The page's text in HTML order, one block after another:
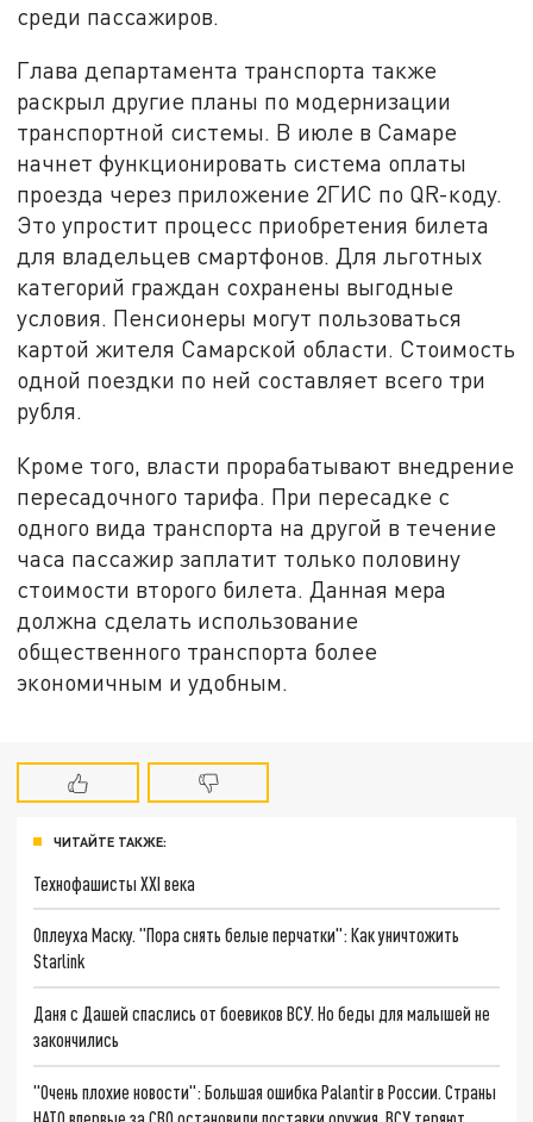
среди пассажиров.
Глава департамента транспорта также
раскрыл другие планы по модернизации
транспортной системы. В июле в Самаре
начнет функционировать система оплаты
проезда через приложение 2ГИС по QR-коду.
Это упростит процесс приобретения билета
для владельцев смартфонов. Для льготных
категорий граждан сохранены выгодные
условия. Пенсионеры могут пользоваться
картой жителя Самарской области. Стоимость
одной поездки по ней составляет всего три
рубля.
Кроме того, власти прорабатывают внедрение
пересадочного тарифа. При пересадке с
одного вида транспорта на другой в течение
часа пассажир заплатит только половину
стоимости второго билета. Данная мера
должна сделать использование
общественного транспорта более
экономичным и удобным.
ЧИТАЙТЕ ТАКЖЕ:
Технофашисты XXI века
Оплеуха Маску. "Пора снять белые перчатки": Как уничтожить
Starlink
Даня с Дашей спаслись от боевиков ВСУ. Но беды для малышей не
закончились
"Очень плохие новости": Большая ошибка Palantir в России. Страны